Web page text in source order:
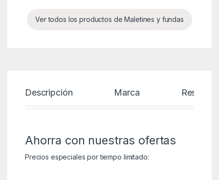
Ver todos los productos de Maletines y fundas
Descripción Marca Reseñas
Ahorra con nuestras ofertas
Precios especiales por tiempo limitado: